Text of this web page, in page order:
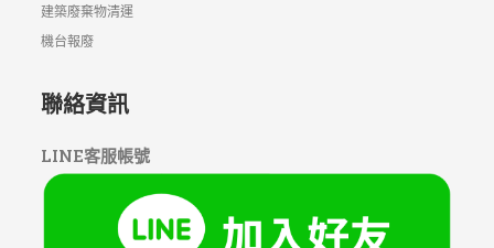
建築廢棄物清運
機台報廢
聯絡資訊
LINE客服帳號